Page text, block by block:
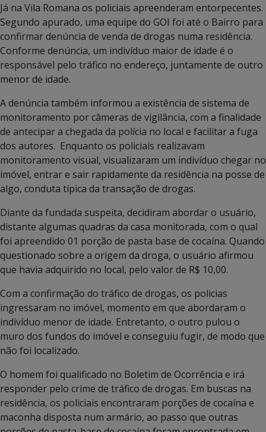
Já na Vila Romana os policiais apreenderam entorpecentes.
Segundo apurado, uma equipe do GOI foi até o Bairro para
confirmar denúncia de venda de drogas numa residência.
Conforme denúncia, um indivíduo maior de idade é o
responsável pelo tráfico no endereço, juntamente de outro
menor de idade.
A denúncia também informou a existência de sistema de
monitoramento por câmeras de vigilância, com a finalidade
de antecipar a chegada da polícia no local e facilitar a fuga
dos autores. Enquanto os policiais realizavam
monitoramento visual, visualizaram um indivíduo chegar no
imóvel, entrar e sair rapidamente da residência na posse de
algo, conduta típica da transação de drogas.
Diante da fundada suspeita, decidiram abordar o usuário,
distante algumas quadras da casa monitorada, com o qual
foi apreendido 01 porção de pasta base de cocaína. Quando
questionado sobre a origem da droga, o usuário afirmou
que havia adquirido no local, pelo valor de R$ 10,00.
Com a confirmação do tráfico de drogas, os policias
ingressaram no imóvel, momento em que abordaram o
indivíduo menor de idade. Entretanto, o outro pulou o
muro dos fundos do imóvel e conseguiu fugir, de modo que
não foi localizado.
O homem foi qualificado no Boletim de Ocorrência e irá
responder pelo crime de tráfico de drogas. Em buscas na
residência, os policiais encontraram porções de cocaína e
maconha disposta num armário, ao passo que outras